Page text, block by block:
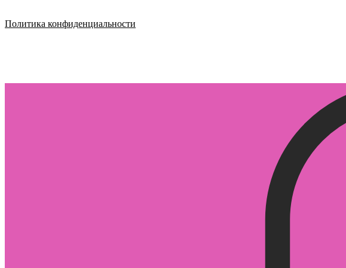
Политика конфиденциальности